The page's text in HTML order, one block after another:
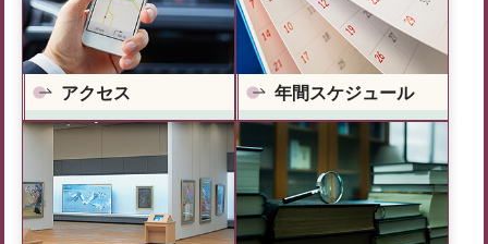
アクセス 年間スケジュール